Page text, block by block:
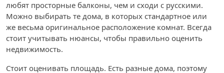
любят просторные балконы, чем и сходи с русскими.
Можно выбирать те дома, в которых стандартное или
же весьма оригинальное расположение комнат. Всегда
стоит учитывать нюансы, чтобы правильно оценить
недвижимость.
Стоит оценивать площадь. Есть разные дома, поэтому